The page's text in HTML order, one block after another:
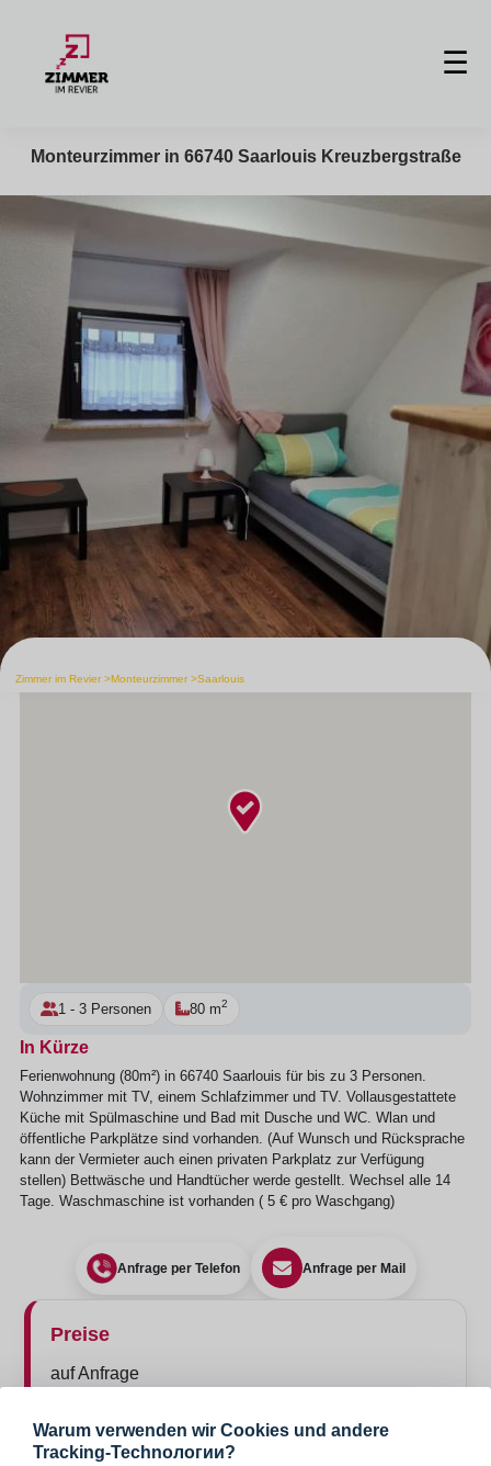
☰
Monteurzimmer in 66740 Saarlouis Kreuzbergstraße
Zimmer im Revier Monteurzimmer Saarlouis
1 - 3 Personen 80 m2
In Kürze
Ferienwohnung (80m²) in 66740 Saarlouis für bis zu 3 Personen.
Wohnzimmer mit TV, einem Schlafzimmer und TV. Vollausgestattete
Küche mit Spülmaschine und Bad mit Dusche und WC. Wlan und
öffentliche Parkplätze sind vorhanden. (Auf Wunsch und Rücksprache
kann der Vermieter auch einen privaten Parkplatz zur Verfügung
stellen) Bettwäsche und Handtücher werde gestellt. Wechsel alle 14
Tage. Waschmaschine ist vorhanden ( 5 € pro Waschgang)
Anfrage per Telefon Anfrage per Mail
Preise
auf Anfrage
Warum verwenden wir Cookies und andere
Tracking-Technологии?